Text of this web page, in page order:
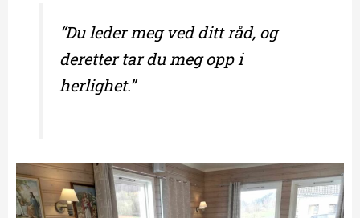
“Du leder meg ved ditt råd, og
deretter tar du meg opp i
herlighet.”